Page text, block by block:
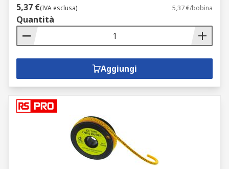
5,37 €(IVA esclusa) 5,37 €/bobina
Quantità
Aggiungi